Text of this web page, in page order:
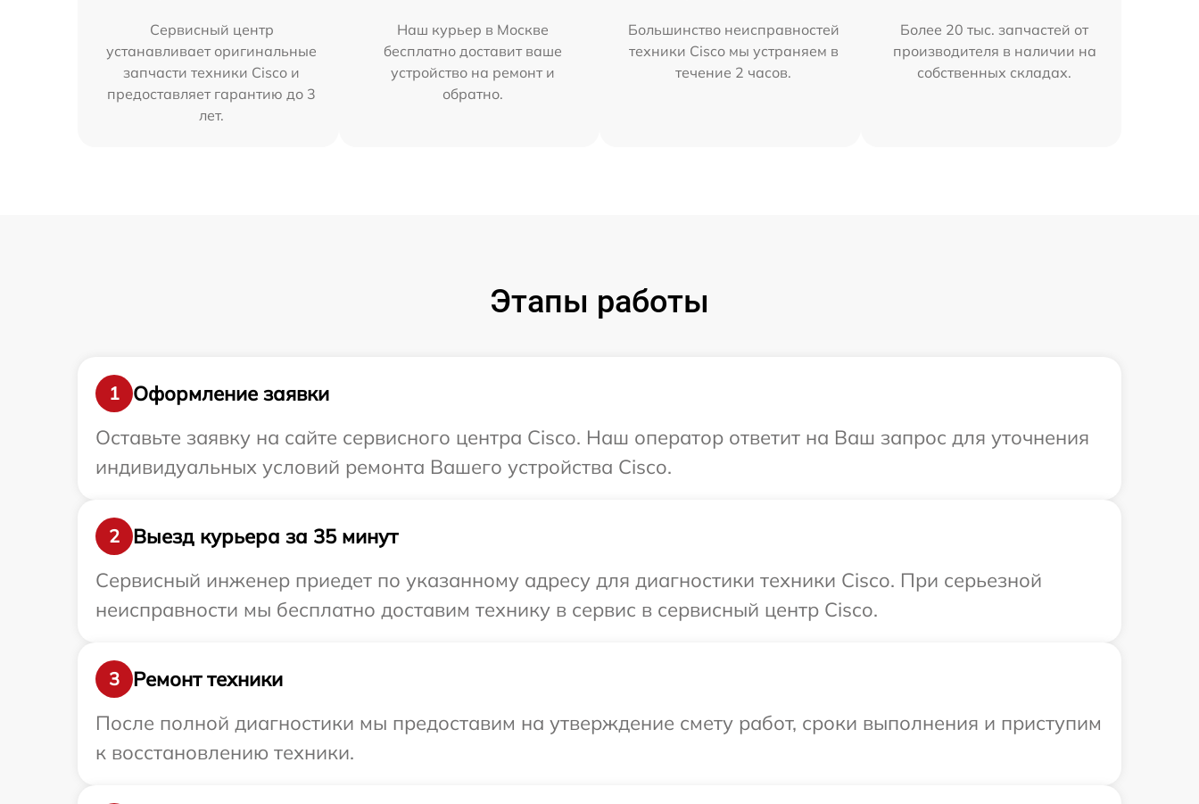
Сервисный центр
устанавливает оригинальные
запчасти техники Cisco и
предоставляет гарантию до 3
лет.
Наш курьер в Москве
бесплатно доставит ваше
устройство на ремонт и
обратно.
Большинство неисправностей
техники Cisco мы устраняем в
течение 2 часов.
Более 20 тыс. запчастей от
производителя в наличии на
собственных складах.
Этапы работы
1
Оформление заявки
Оставьте заявку на сайте сервисного центра Cisco. Наш оператор ответит на Ваш запрос для уточнения
индивидуальных условий ремонта Вашего устройства Cisco.
2
Выезд курьера за 35 минут
Сервисный инженер приедет по указанному адресу для диагностики техники Cisco. При серьезной
неисправности мы бесплатно доставим технику в сервис в сервисный центр Cisco.
3
Ремонт техники
После полной диагностики мы предоставим на утверждение смету работ, сроки выполнения и приступим
к восстановлению техники.